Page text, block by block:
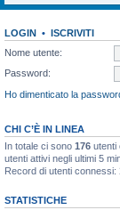
LOGIN • ISCRIVITI
Nome utente:
Password:
Ho dimenticato la
CHI C’È IN LINEA
In totale ci sono 176 utenti
utenti attivi negli ultimi 5
Record di utenti connessi:
STATISTICHE